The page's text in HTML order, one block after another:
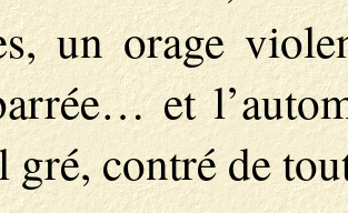
un orage
et
gré, contré de